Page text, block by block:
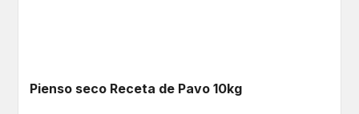
Pienso seco Receta de Pavo 10kg